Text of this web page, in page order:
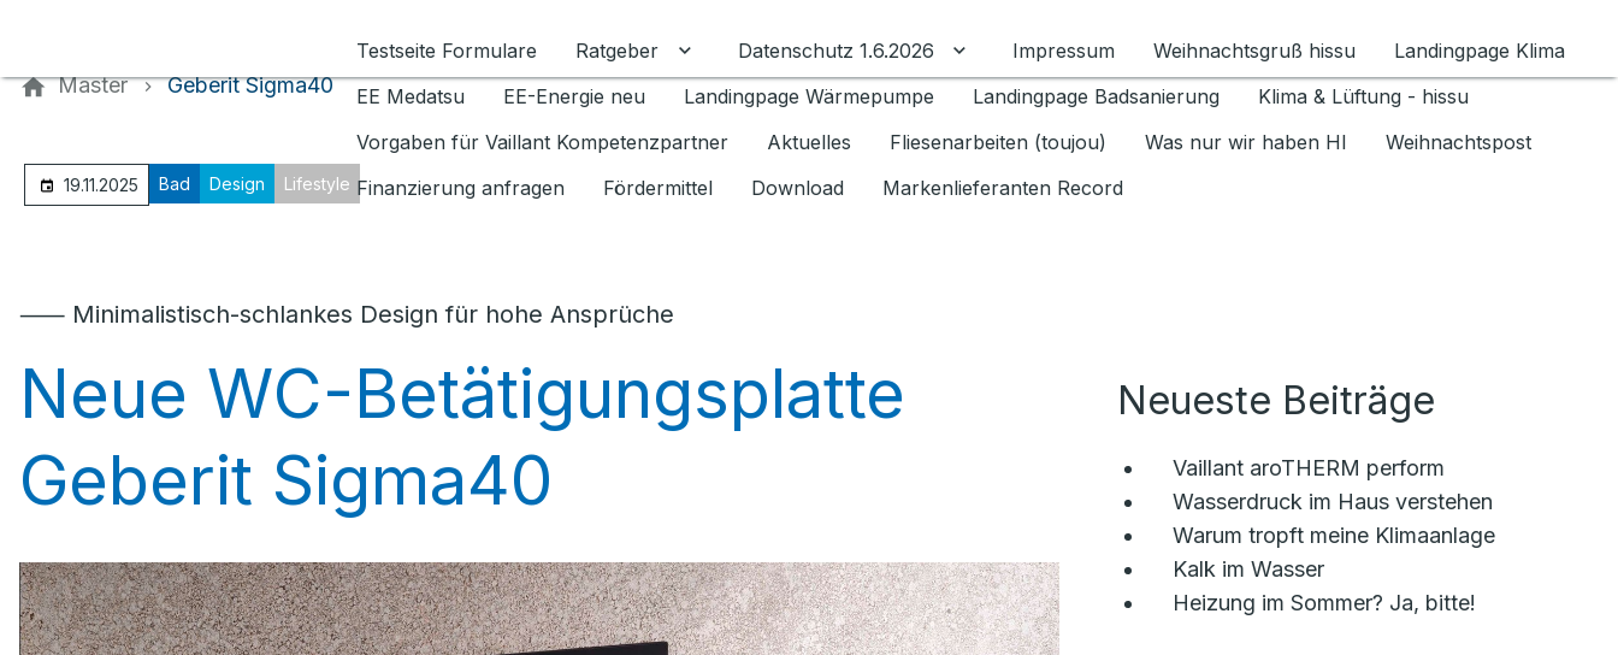
Testseite Formulare
Ratgeber Untermenü für Ratgeber umschalten
Datenschutz 1.6.2026 Untermenü für Datenschutz 1.6.2026 umschalten
Impressum Weihnachtsgruß hissu
Landingpage Klima
EE Medatsu
EE-Energie neu Landingpage Wärmepumpe Landingpage Badsanierung
Klima & Lüftung - hissu
Vorgaben für Vaillant Kompetenzpartner
Aktuelles Fliesenarbeiten (toujou) Was nur wir haben HI
Weihnachtspost
Finanzierung anfragen
Fördermittel Download Markenlieferanten Record
Master Geberit Sigma40
19.11.2025 Bad Design Lifestyle
⸺ Minimalistisch-schlankes Design für hohe Ansprüche
Neue WC-Betätigungsplatte
Geberit Sigma40
Neueste Beiträge
Vaillant aroTHERM perform
Wasserdruck im Haus verstehen
Warum tropft meine Klimaanlage
Kalk im Wasser
Heizung im Sommer? Ja, bitte!